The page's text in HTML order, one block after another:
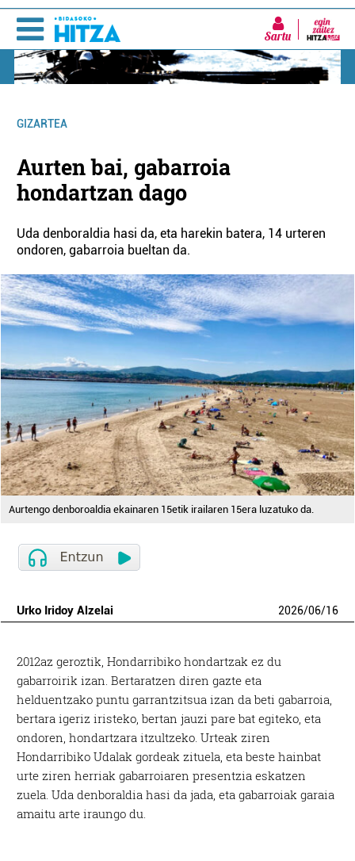
Sartu
GIZARTEA
Aurten bai, gabarroia
hondartzan dago
Uda denboraldia hasi da, eta harekin batera, 14 urteren
ondoren, gabarroia bueltan da.
Aurtengo denboroaldia ekainaren 15etik irailaren 15era luzatuko da.
Urko Iridoy Alzelai 2026/06/16
2012az geroztik, Hondarribiko hondartzak ez du
gabarroirik izan. Bertaratzen diren gazte eta
helduentzako puntu garrantzitsua izan da beti gabarroia,
bertara igeriz iristeko, bertan jauzi pare bat egiteko, eta
ondoren, hondartzara itzultzeko. Urteak ziren
Hondarribiko Udalak gordeak zituela, eta beste hainbat
urte ziren herriak gabarroiaren presentzia eskatzen
zuela. Uda denboraldia hasi da jada, eta gabarroiak garaia
amaitu arte iraungo du.